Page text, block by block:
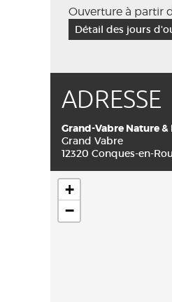
Ouverture à partir
ADRESSE
Grand-Vabre Nature
Grand Vabre
12320 Conques-en-
+
−